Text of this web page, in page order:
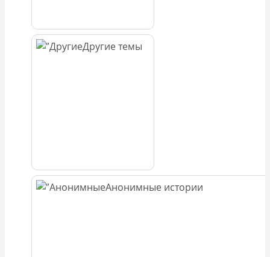
Другие темы
Анонимные истории